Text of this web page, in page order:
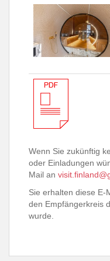
Wenn Sie zukünftig
oder Einladungen
Mail an
Sie erhalten diese E-
den Empfängerkreis
wurde.